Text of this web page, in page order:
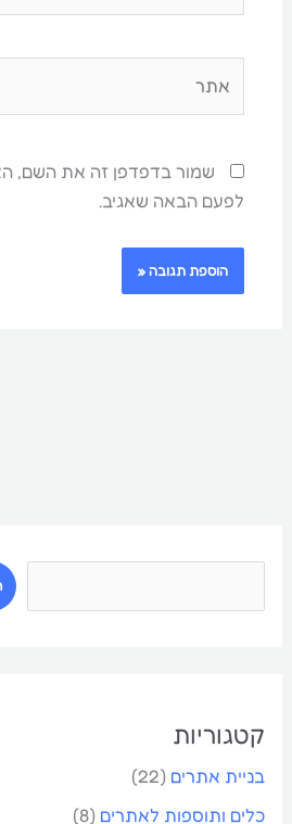
שמור בדפדפן זה את השם,
לפעם הבאה שאגיב.
פ
קטגוריות
בניית אתרים (22)
כלים ותוספות לאתרים (8)